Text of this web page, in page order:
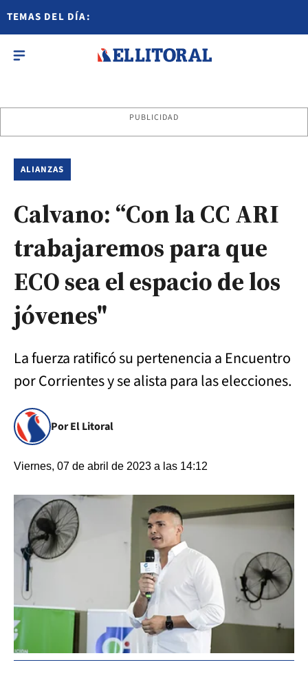
TEMAS DEL DÍA:
PUBLICIDAD
ALIANZAS
Calvano: “Con la CC ARI
trabajaremos para que
ECO sea el espacio de los
jóvenes"
La fuerza ratificó su pertenencia a Encuentro
por Corrientes y se alista para las elecciones.
Por El Litoral
Viernes, 07 de abril de 2023 a las 14:12